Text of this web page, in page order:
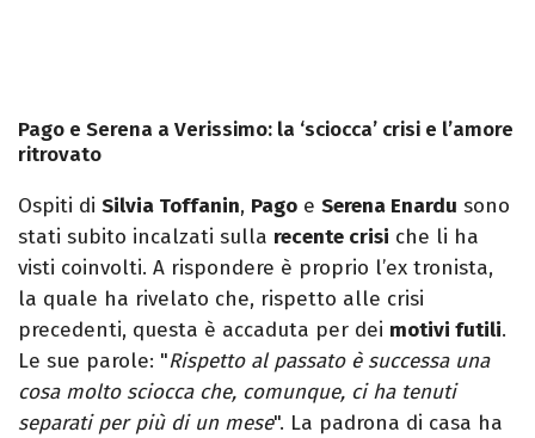
Pago e Serena a Verissimo: la ‘sciocca’ crisi e l’amore
ritrovato
Ospiti di Silvia Toffanin, Pago e Serena Enardu sono
stati subito incalzati sulla recente crisi che li ha
visti coinvolti. A rispondere è proprio l’ex tronista,
la quale ha rivelato che, rispetto alle crisi
precedenti, questa è accaduta per dei motivi futili.
Le sue parole: "Rispetto al passato è successa una
cosa molto sciocca che, comunque, ci ha tenuti
separati per più di un mese". La padrona di casa ha